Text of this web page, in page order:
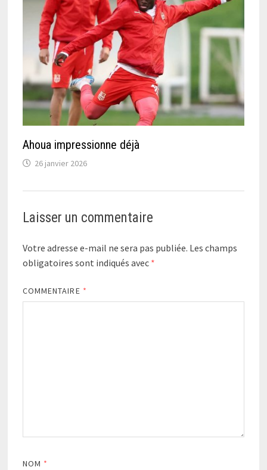
Ahoua impressionne déjà
26 janvier 2026
Laisser un commentaire
Votre adresse e-mail ne sera pas publiée. Les champs
obligatoires sont indiqués avec *
COMMENTAIRE *
NOM *